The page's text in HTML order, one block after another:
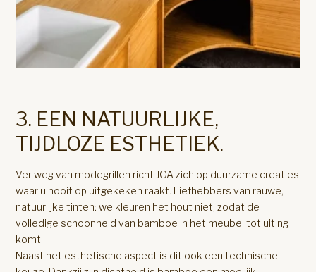
3. EEN NATUURLIJKE,
TIJDLOZE ESTHETIEK.
Ver weg van modegrillen richt JOA zich op duurzame creaties
waar u nooit op uitgekeken raakt. Liefhebbers van rauwe,
natuurlijke tinten: we kleuren het hout niet, zodat de
volledige schoonheid van bamboe in het meubel tot uiting
komt.
Naast het esthetische aspect is dit ook een technische